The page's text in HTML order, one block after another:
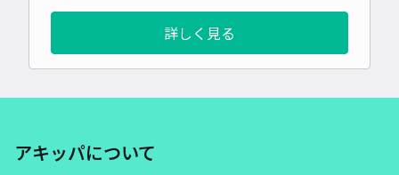
詳しく見る
アキッパについて